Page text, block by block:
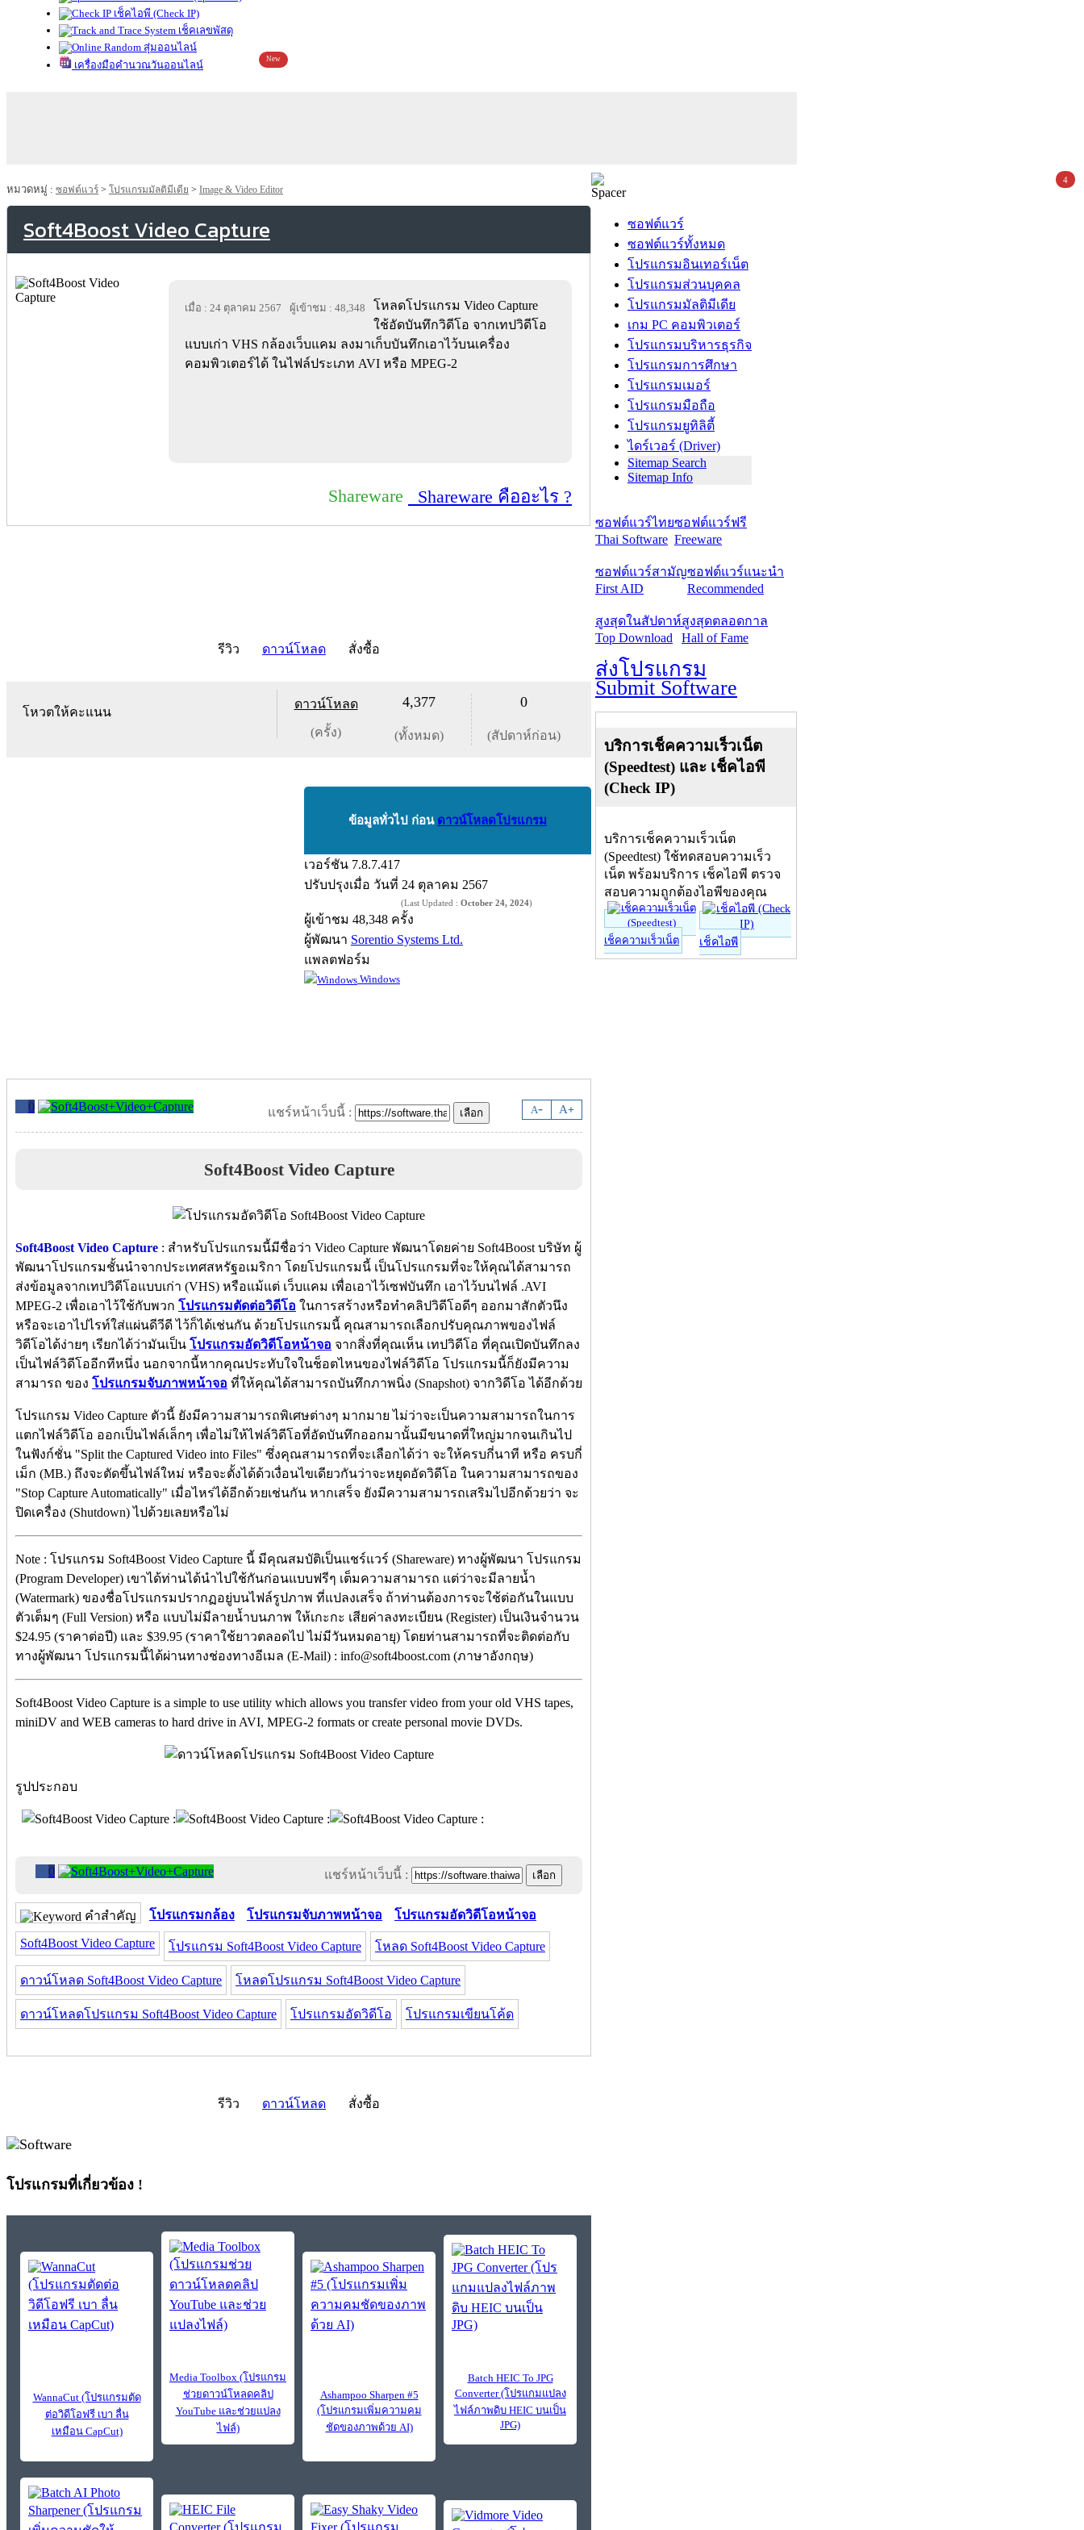
เช็คไอพี (Check IP)
เช็คเลขพัสดุ
สุ่มออนไลน์
เครื่องมือคำนวณวันออนไลน์
New
หมวดหมู่ : ซอฟต์แวร์ > โปรแกรมมัลติมีเดีย > Image & Video Editor
Soft4Boost Video Capture
เมื่อ : 24 ตุลาคม 2567 ผู้เข้าชม : 48,348
โหลดโปรแกรม Video Capture
ใช้อัดบันทึกวิดีโอ จากเทปวิดีโอ
แบบเก่า VHS กล้องเว็บแคม ลงมาเก็บบันทึกเอาไว้บนเครื่อง
คอมพิวเตอร์ได้ ในไฟล์ประเภท AVI หรือ MPEG-2
Shareware Shareware คืออะไร ?
รีวิว ดาวน์โหลด สั่งซื้อ
โหวตให้คะแนน
ดาวน์โหลด
(ครั้ง)
4,377
(ทั้งหมด)
0
(สัปดาห์ก่อน)
ข้อมูลทั่วไป ก่อน ดาวน์โหลดโปรแกรม
เวอร์ชัน 7.8.7.417
ปรับปรุงเมื่อ วันที่ 24 ตุลาคม 2567
(Last Updated : October 24, 2024)
ผู้เข้าชม 48,348 ครั้ง
ผู้พัฒนา Sorentio Systems Ltd.
แพลตฟอร์ม
Windows
0 A- A+
แชร์หน้าเว็บนี้ :
Soft4Boost Video Capture
Soft4Boost Video Capture : สำหรับโปรแกรมนี้มีชื่อว่า Video Capture พัฒนาโดยค่าย Soft4Boost บริษัท ผู้
พัฒนาโปรแกรมชั้นนำจากประเทศสหรัฐอเมริกา โดยโปรแกรมนี้ เป็นโปรแกรมที่จะให้คุณได้สามารถ
ส่งข้อมูลจากเทปวิดีโอแบบเก่า (VHS) หรือแม้แต่ เว็บแคม เพื่อเอาไว้เซฟบันทึก เอาไว้บนไฟล์ .AVI
MPEG-2 เพื่อเอาไว้ใช้กับพวก โปรแกรมตัดต่อวิดีโอ ในการสร้างหรือทำคลิปวิดีโอดีๆ ออกมาสักตัวนึง
หรือจะเอาไปไรท์ใส่แผ่นดีวีดี ไว้ก็ได้เช่นกัน ด้วยโปรแกรมนี้ คุณสามารถเลือกปรับคุณภาพของไฟล์
วิดีโอได้ง่ายๆ เรียกได้ว่ามันเป็น โปรแกรมอัดวิดีโอหน้าจอ จากสิ่งที่คุณเห็น เทปวิดีโอ ที่คุณเปิดบันทึกลง
เป็นไฟล์วิดีโออีกทีหนึ่ง นอกจากนี้หากคุณประทับใจในช็อตไหนของไฟล์วิดีโอ โปรแกรมนี้ก็ยังมีความ
สามารถ ของ โปรแกรมจับภาพหน้าจอ ที่ให้คุณได้สามารถบันทึกภาพนิ่ง (Snapshot) จากวิดีโอ ได้อีกด้วย
โปรแกรม Video Capture ตัวนี้ ยังมีความสามารถพิเศษต่างๆ มากมาย ไม่ว่าจะเป็นความสามารถในการ
แตกไฟล์วิดีโอ ออกเป็นไฟล์เล็กๆ เพื่อไม่ให้ไฟล์วิดีโอที่อัดบันทึกออกมานั้นมีขนาดที่ใหญ่มากจนเกินไป
ในฟังก์ชั่น "Split the Captured Video into Files" ซึ่งคุณสามารถที่จะเลือกได้ว่า จะให้ครบกี่นาที หรือ ครบกี่
เม็ก (MB.) ถึงจะตัดขึ้นไฟล์ใหม่ หรือจะตั้งได้ด้วเงื่อนไขเดียวกันว่าจะหยุดอัดวิดีโอ ในความสามารถของ
"Stop Capture Automatically" เมื่อไหร่ได้อีกด้วยเช่นกัน หากเสร็จ ยังมีความสามารถเสริมไปอีกด้วยว่า จะ
ปิดเครื่อง (Shutdown) ไปด้วยเลยหรือไม่
Note : โปรแกรม Soft4Boost Video Capture นี้ มีคุณสมบัติเป็นแชร์แวร์ (Shareware) ทางผู้พัฒนา โปรแกรม
(Program Developer) เขาได้ท่านได้นำไปใช้กันก่อนแบบฟรีๆ เต็มความสามารถ แต่ว่าจะมีลายน้ำ
(Watermark) ของชื่อโปรแกรมปรากฏอยู่บนไฟล์รูปภาพ ที่แปลงเสร็จ ถ้าท่านต้องการจะใช้ต่อกันในแบบ
ตัวเต็มๆ (Full Version) หรือ แบบไม่มีลายน้ำบนภาพ ให้เกะกะ เสียค่าลงทะเบียน (Register) เป็นเงินจำนวน
$24.95 (ราคาต่อปี) และ $39.95 (ราคาใช้ยาวตลอดไป ไม่มีวันหมดอายุ) โดยท่านสามารถที่จะติดต่อกับ
ทางผู้พัฒนา โปรแกรมนี้ได้ผ่านทางช่องทางอีเมล (E-Mail) : info@soft4boost.com (ภาษาอังกฤษ)
Soft4Boost Video Capture is a simple to use utility which allows you transfer video from your old VHS tapes,
miniDV and WEB cameras to hard drive in AVI, MPEG-2 formats or create personal movie DVDs.
รูปประกอบ
0 แชร์หน้าเว็บนี้ :
คำสำคัญ โปรแกรมกล้อง โปรแกรมจับภาพหน้าจอ โปรแกรมอัดวิดีโอหน้าจอ
Soft4Boost Video Capture โปรแกรม Soft4Boost Video Capture โหลด Soft4Boost Video Capture
ดาวน์โหลด Soft4Boost Video Capture โหลดโปรแกรม Soft4Boost Video Capture
ดาวน์โหลดโปรแกรม Soft4Boost Video Capture โปรแกรมอัดวิดีโอ โปรแกรมเขียนโค้ด
รีวิว ดาวน์โหลด สั่งซื้อ
โปรแกรมที่เกี่ยวข้อง !
WannaCut (โปรแกรมตัด
ต่อวิดีโอฟรี เบา ลื่น
เหมือน CapCut)
Media Toolbox (โปรแกรม
ช่วยดาวน์โหลดคลิป
YouTube และช่วยแปลง
ไฟล์)
Ashampoo Sharpen #5
(โปรแกรมเพิ่มความคม
ชัดของภาพด้วย AI)
Batch HEIC To JPG
Converter (โปรแกมแปลง
ไฟล์ภาพดิบ HEIC บนเป็น
JPG)
ซอฟต์แวร์
ซอฟต์แวร์ทั้งหมด
โปรแกรมอินเทอร์เน็ต
โปรแกรมส่วนบุคคล
โปรแกรมมัลติมีเดีย
เกม PC คอมพิวเตอร์
โปรแกรมบริหารธุรกิจ
โปรแกรมการศึกษา
โปรแกรมเมอร์
โปรแกรมมือถือ
โปรแกรมยูทิลิตี้
ไดร์เวอร์ (Driver)
Sitemap Search
Sitemap Info
ซอฟต์แวร์ไทย
Thai Software
ซอฟต์แวร์ฟรี
Freeware
ซอฟต์แวร์สามัญ
First AID
ซอฟต์แวร์แนะนำ
Recommended
สูงสุดในสัปดาห์
Top Download
สูงสุดตลอดกาล
Hall of Fame
ส่งโปรแกรม
Submit Software
บริการเช็คความเร็วเน็ต
(Speedtest) และ เช็คไอพี
(Check IP)
บริการเช็คความเร็วเน็ต
(Speedtest) ใช้ทดสอบความเร็ว
เน็ต พร้อมบริการ เช็คไอพี ตรวจ
สอบความถูกต้องไอพีของคุณ
เช็คความเร็วเน็ต เช็คไอพี
4